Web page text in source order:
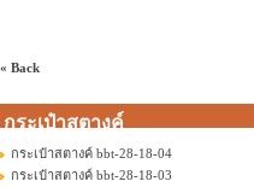
« Back
กระเป๋าสตางค์
กระเป๋าสตางค์ bbt-28-18-04
กระเป๋าสตางค์ bbt-28-18-03